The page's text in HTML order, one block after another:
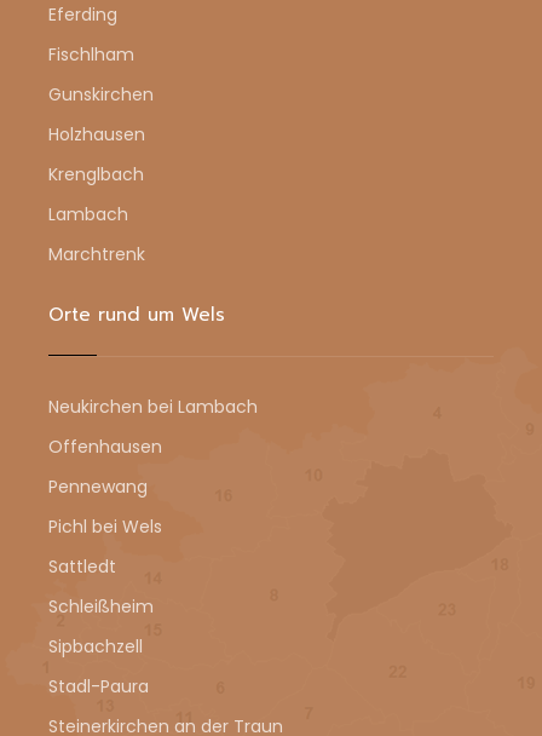
Eferding
Fischlham
Gunskirchen
Holzhausen
Krenglbach
Lambach
Marchtrenk
Orte rund um Wels
Neukirchen bei Lambach
Offenhausen
Pennewang
Pichl bei Wels
Sattledt
Schleißheim
Sipbachzell
Stadl-Paura
Steinerkirchen an der Traun